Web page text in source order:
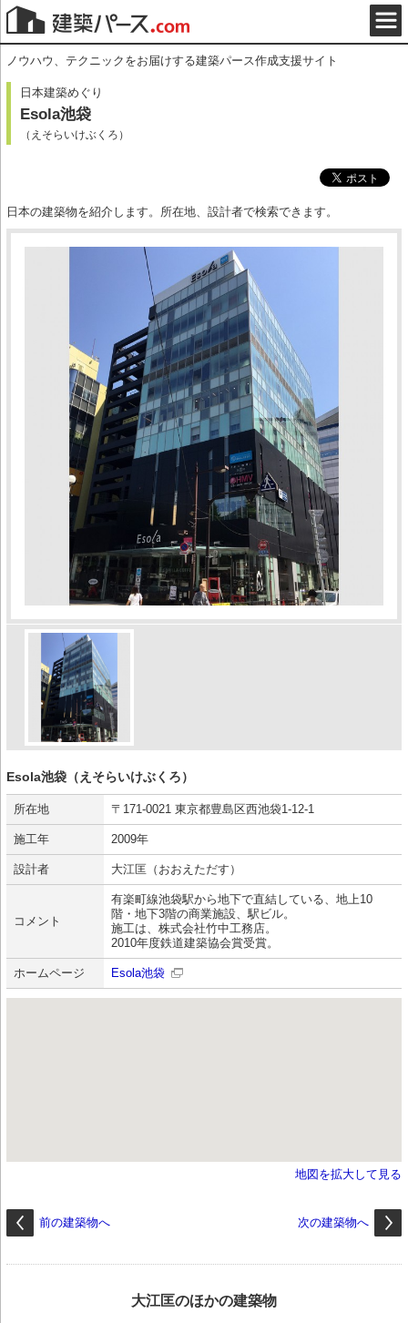
ノウハウ、テクニックをお届けする建築パース作成支援サイト
日本建築めぐり
Esola池袋
（えそらいけぶくろ）
日本の建築物を紹介します。所在地、設計者で検索できます。
Esola池袋（えそらいけぶくろ）
所在地 〒171-0021 東京都豊島区西池袋1-12-1
施工年 2009年
設計者 大江匡（おおえただす）
コメント
有楽町線池袋駅から地下で直結している、地上10
階・地下3階の商業施設、駅ビル。
施工は、株式会社竹中工務店。
2010年度鉄道建築協会賞受賞。
ホームページ Esola池袋
地図を拡大して見る
前の建築物へ 次の建築物へ
大江匡のほかの建築物